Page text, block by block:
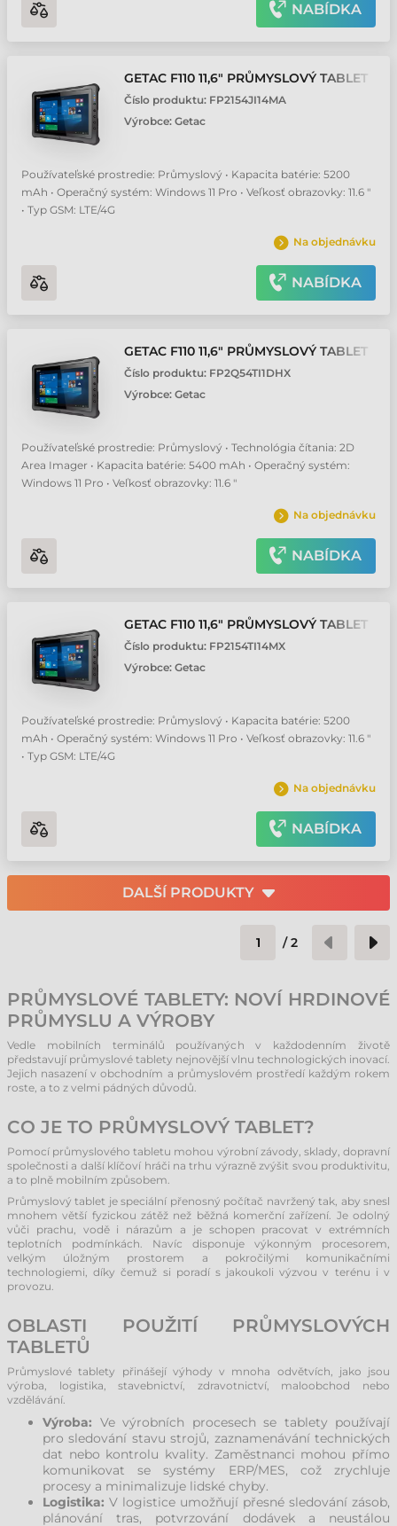
NABÍDKA
GETAC F110 11,6" PRŮMYSLOVÝ TABLET
Číslo produktu: FP2154JI14MA
Výrobce: Getac
Používateľské prostredie: Průmyslový • Kapacita batérie: 5200
mAh • Operačný systém: Windows 11 Pro • Veľkosť obrazovky: 11.6 "
• Typ GSM: LTE/4G
Na objednávku
NABÍDKA
GETAC F110 11,6" PRŮMYSLOVÝ TABLET
Číslo produktu: FP2Q54TI1DHX
Výrobce: Getac
Používateľské prostredie: Průmyslový • Technológia čítania: 2D
Area Imager • Kapacita batérie: 5400 mAh • Operačný systém:
Windows 11 Pro • Veľkosť obrazovky: 11.6 "
Na objednávku
NABÍDKA
GETAC F110 11,6" PRŮMYSLOVÝ TABLET
Číslo produktu: FP2154TI14MX
Výrobce: Getac
Používateľské prostredie: Průmyslový • Kapacita batérie: 5200
mAh • Operačný systém: Windows 11 Pro • Veľkosť obrazovky: 11.6 "
• Typ GSM: LTE/4G
Na objednávku
NABÍDKA
DALŠÍ PRODUKTY
/2
PRŮMYSLOVÉ TABLETY: NOVÍ HRDINOVÉ
PRŮMYSLU A VÝROBY
Vedle mobilních terminálů používaných v každodenním životě
představují průmyslové tablety nejnovější vlnu technologických inovací.
Jejich nasazení v obchodním a průmyslovém prostředí každým rokem
roste, a to z velmi pádných důvodů.
CO JE TO PRŮMYSLOVÝ TABLET?
Pomocí průmyslového tabletu mohou výrobní závody, sklady, dopravní
společnosti a další klíčoví hráči na trhu výrazně zvýšit svou produktivitu,
a to plně mobilním způsobem.
Průmyslový tablet je speciální přenosný počítač navržený tak, aby snesl
mnohem větší fyzickou zátěž než běžná komerční zařízení. Je odolný
vůči prachu, vodě i nárazům a je schopen pracovat v extrémních
teplotních podmínkách. Navíc disponuje výkonným procesorem,
velkým úložným prostorem a pokročilými komunikačními
technologiemi, díky čemuž si poradí s jakoukoli výzvou v terénu i v
provozu.
OBLASTI POUŽITÍ PRŮMYSLOVÝCH
TABLETŮ
Průmyslové tablety přinášejí výhody v mnoha odvětvích, jako jsou
výroba, logistika, stavebnictví, zdravotnictví, maloobchod nebo
vzdělávání.
Výroba: Ve výrobních procesech se tablety používají
pro sledování stavu strojů, zaznamenávání technických
dat nebo kontrolu kvality. Zaměstnanci mohou přímo
komunikovat se systémy ERP/MES, což zrychluje
procesy a minimalizuje lidské chyby.
Logistika: V logistice umožňují přesné sledování zásob,
plánování tras, potvrzování dodávek a neustálou